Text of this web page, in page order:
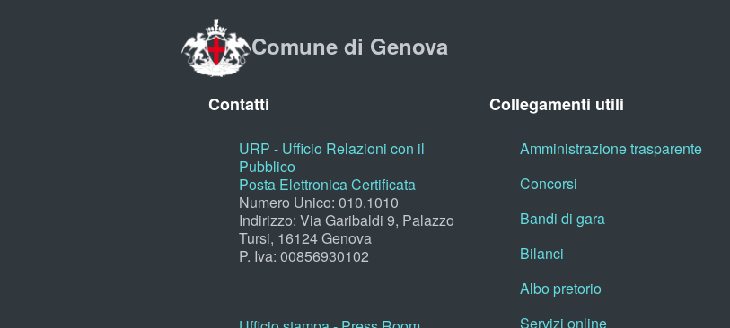
Comune di Genova
Contatti
URP - Ufficio Relazioni con il
Pubblico
Posta Elettronica Certificata
Numero Unico: 010.1010
Indirizzo: Via Garibaldi 9, Palazzo
Tursi, 16124 Genova
P. Iva: 00856930102
Collegamenti utili
Amministrazione trasparente
Concorsi
Bandi di gara
Bilanci
Albo pretorio
Servizi online